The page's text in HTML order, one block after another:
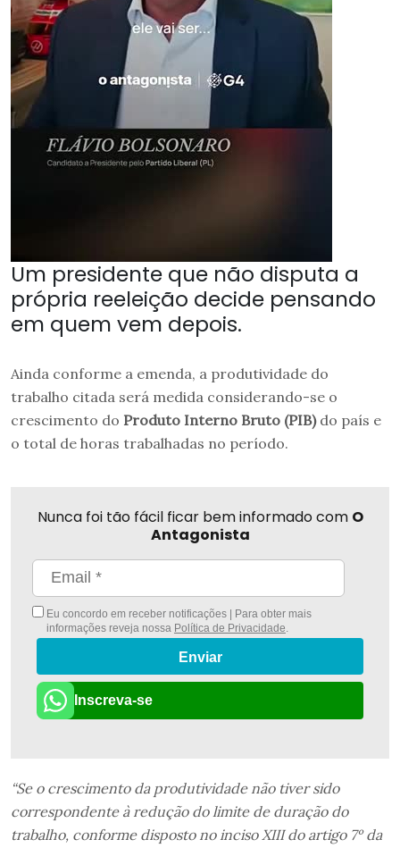
Um presidente que não disputa a
própria reeleição decide pensando
em quem vem depois.
Ainda conforme a emenda, a produtividade do
trabalho citada será medida considerando-se o
crescimento do Produto Interno Bruto (PIB)do país e
o total de horas trabalhadas no período.
Nunca foi tão fácil ficar bem informado com O
Antagonista
Eu concordo em receber notificações | Para obter mais
informações reveja nossa Política de Privacidade.
Enviar
Inscreva-se
“Se o crescimento da produtividade não tiver sido
correspondente à redução do limite de duração do
trabalho, conforme disposto no inciso XIII do artigo 7º da